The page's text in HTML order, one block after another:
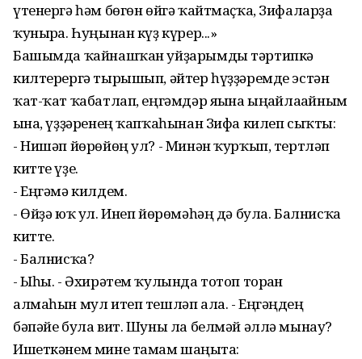
үтенергә һәм бөгөн өйгә ҡайтмаҫҡа, Зифаларҙа
ҡунырға. Һуңынан күҙ күрер...»
Башымда ҡайнашҡан уйҙарымды тәртипкә
килтерергә тырышып, әйтер һүҙҙәремде эстән
ҡат-ҡат ҡабатлап, еңгәмдәр яғына ыңғайлағайным
ғына, үҙҙәренең ҡапҡаһынан Зифа килеп сыҡты:
- Нишәп йөрөйөң ул? - Минән ҡурҡып, тертләп
китте үҙе.
- Еңгәмә килдем.
- Өйҙә юҡ ул. Инеп йөрөмәһәң дә була. Балнисҡа
китте.
- Балнисҡа?
- Ыһы. - Әхирәтем ҡулында тотоп торған
алмаһын мул итеп тешләп ала. - Еңгәңдең
бәпәйе була вит. Шуны ла белмәй әллә мынау?
Ишеткәнем мине тамам шаңғыта: